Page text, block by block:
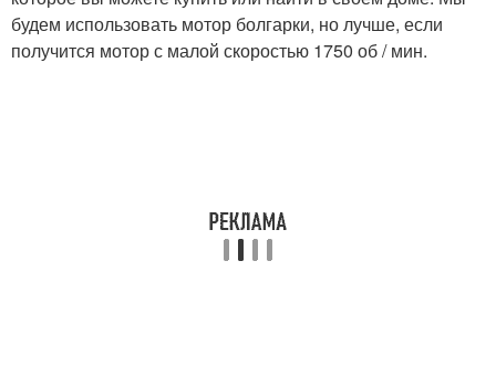
будем использовать мотор болгарки, но лучше, если
получится мотор с малой скоростью 1750 об / мин.